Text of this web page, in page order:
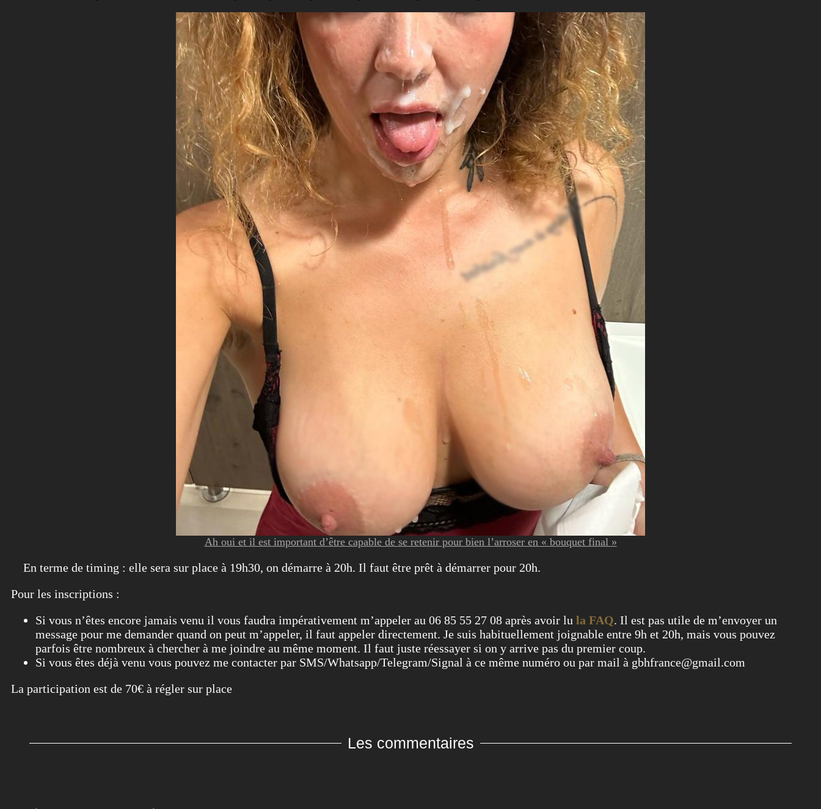
Ah oui et il est important d’être capable de se retenir pour bien l’arroser en « bouquet final »
En terme de timing : elle sera sur place à 19h30, on démarre à 20h. Il faut être prêt à démarrer pour 20h.
Pour les inscriptions :
Si vous n’êtes encore jamais venu il vous faudra impérativement m’appeler au 06 85 55 27 08 après avoir lu la FAQ. Il est pas utile de m’envoyer un
message pour me demander quand on peut m’appeler, il faut appeler directement. Je suis habituellement joignable entre 9h et 20h, mais vous pouvez
parfois être nombreux à chercher à me joindre au même moment. Il faut juste réessayer si on y arrive pas du premier coup.
Si vous êtes déjà venu vous pouvez me contacter par SMS/Whatsapp/Telegram/Signal à ce même numéro ou par mail à gbhfrance@gmail.com
La participation est de 70€ à régler sur place
Les commentaires